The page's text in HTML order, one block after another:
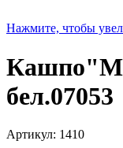
Нажмите, чтобы
бел.07053
Артикул: 1410